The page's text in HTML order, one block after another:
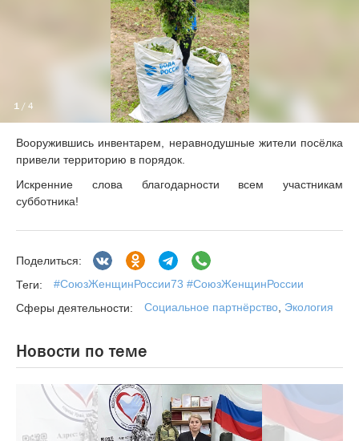
1 / 4
Вооружившись инвентарем, неравнодушные жители посёлка
привели территорию в порядок.
Искренние слова благодарности всем участникам
субботника!
Поделиться:
Теги:
#СоюзЖенщинРоссии73 #СоюзЖенщинРоссии
Сферы деятельности:
Социальное партнёрство Экология
Новости по теме